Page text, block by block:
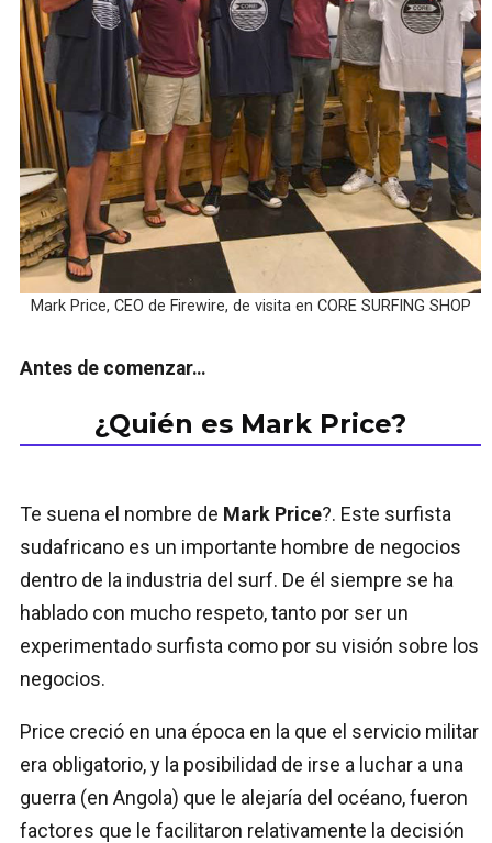
Mark Price, CEO de Firewire, de visita en CORE SURFING SHOP
Antes de comenzar…
¿Quién es Mark Price?
Te suena el nombre de Mark Price?. Este surfista
sudafricano es un importante hombre de negocios
dentro de la industria del surf. De él siempre se ha
hablado con mucho respeto, tanto por ser un
experimentado surfista como por su visión sobre los
negocios.
Price creció en una época en la que el servicio militar
era obligatorio, y la posibilidad de irse a luchar a una
guerra (en Angola) que le alejaría del océano, fueron
factores que le facilitaron relativamente la decisión